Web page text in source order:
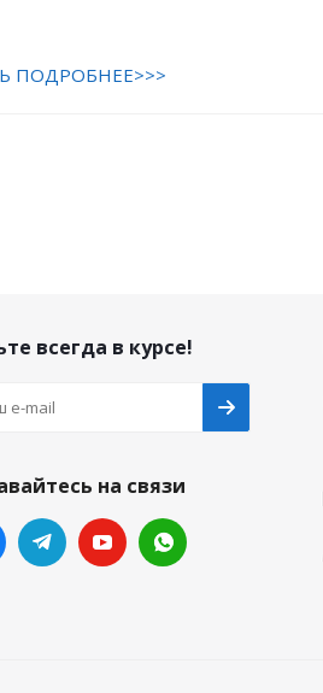
ПОДРОБНЕЕ>>>
всегда в курсе!
на связи